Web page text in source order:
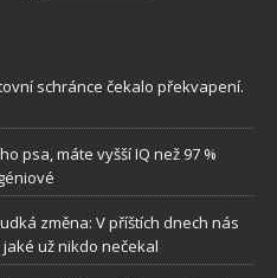
schránce čekalo překvapení.
psa, máte vyšší IQ než 97 %
změna: V příštích dnech nás
už nikdo nečekal